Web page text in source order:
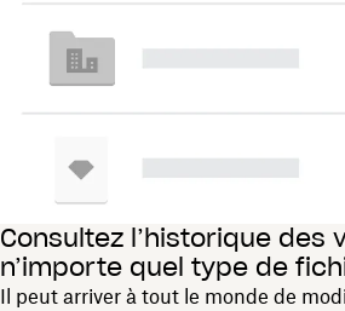
Consultez l’historique des
n’importe quel type de
Il peut arriver à tout le monde de